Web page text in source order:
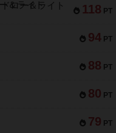
118 PT
ロー＆ライト
94 PT
88 PT
80 PT
79 PT